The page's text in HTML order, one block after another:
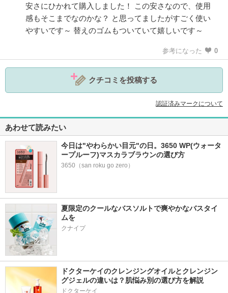
安さにひかれて購入しました！ この安さなので、使用
感もそこまでなのかな？ と思ってましたがすごく使い
やすいです～ 替えのゴムもついていて嬉しいです～
参考になった 0
クチコミを投稿する
認証済みマークについて
あわせて読みたい
今日は"やわらかい目元"の日。3650 WP(ウォータ
ープルーフ)マスカラブラウンの選び方
3650（san roku go zero）
夏限定のクールなバスソルトで爽やかなバスタイ
ムを
クナイプ
ドクターケイのクレンジングオイルとクレンジン
グジェルの違いは？肌悩み別の選び方を解説
ドクターケイ